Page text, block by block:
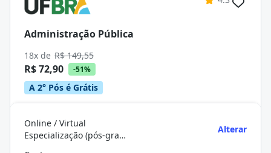
Administração Pública
18x de R$ 149,55
R$ 72,90 -51%
A 2° Pós é Grátis
Online / Virtual
Especialização (pós-graduação)
Alterar